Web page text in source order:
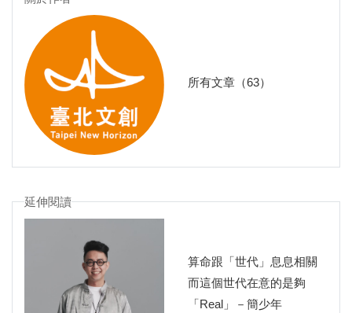
所有文章（63）
延伸閱讀
算命跟「世代」息息相關
而這個世代在意的是夠
「Real」－簡少年